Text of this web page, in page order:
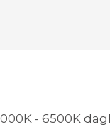
- 6500K